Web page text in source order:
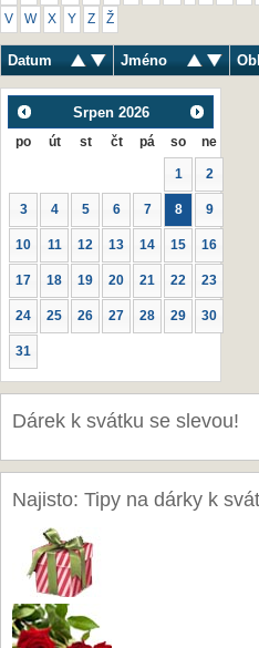
V W X Y Z Ž
Datum Jméno
Srpen 2026
po út st čt pá so ne
1 2
3 4 5 6 7 8 9
10 11 12 13 14 15 16
17 18 19 20 21 22 23
24 25 26 27 28 29 30
31
Dárek k svátku se slevou!
Najisto: Tipy na dárky k